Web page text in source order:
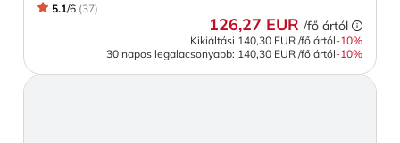
5.1/6 (37)
126,27 EUR /fő ártól
Kikiáltási 140,30 EUR /fő ártól-10%
30 napos legalacsonyabb: 140,30 EUR /fő ártól-10%